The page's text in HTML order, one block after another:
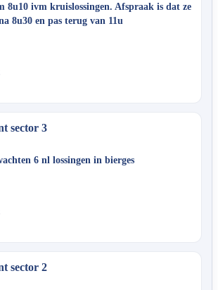
8u10 ivm kruislossingen. Afspraak is dat ze
8u30 en pas terug van 11u
sector 3
6 nl lossingen in bierges
sector 2